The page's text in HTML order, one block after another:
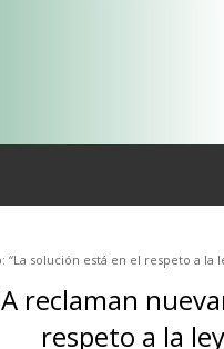
solución está en el respeto a la
reclaman
respeto a la